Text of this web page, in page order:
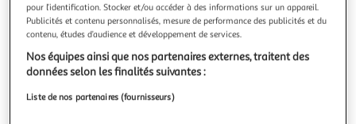
Vous voulez connaître le prix de ce produit ?
Afficher le prix
pour l’identification. Stocker et/ou accéder à des informations sur un appareil.
Publicités et contenu personnalisés, mesure de performance des publicités et du
contenu, études d’audience et développement de services.
Nos équipes ainsi que nos partenaires externes, traitent des
données selon les finalités suivantes :
Liste de nos partenaires (fournisseurs)